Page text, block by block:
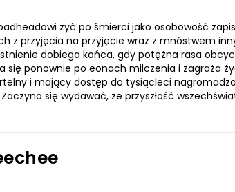
żyć po śmierci jako osobowość
z przyjęcia na przyjęcie wraz z mnóstwem
dobiega końca, gdy potężna rasa
się ponownie po eonach milczenia i zagraża
i mający dostęp do tysiącleci
się wydawać, że przyszłość